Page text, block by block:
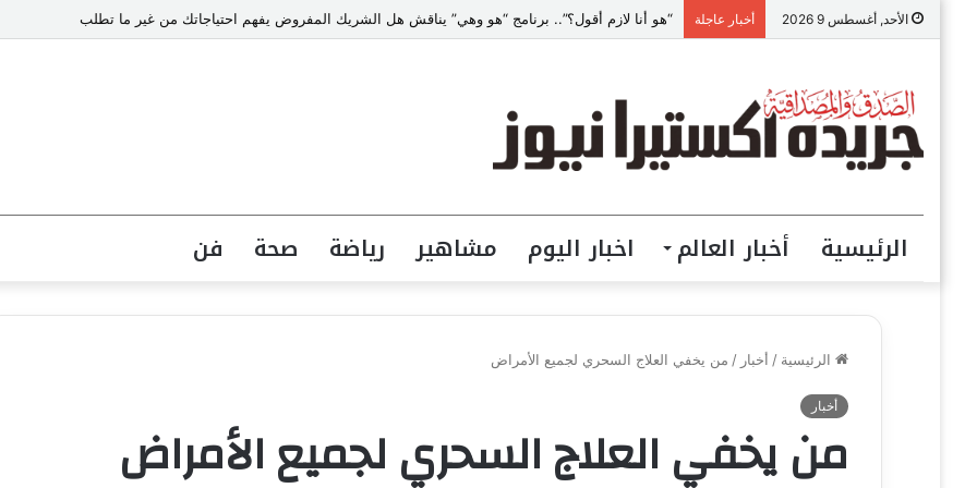
الأحد, أغسطس 9 2026 أخبار عاجلة “هو أنا لازم أقول؟”.. برنامج “هو وهي” يناقش هل الشريك المفروض يفهم احتياجاتك من غير ما تطلب
الرئيسية أخبار العالم اخبار اليوم مشاهير رياضة صحة فن
الرئيسية / أخبار / من يخفي العلاج السحري لجميع الأمراض
أخبار
من يخفي العلاج السحري لجميع الأمراض